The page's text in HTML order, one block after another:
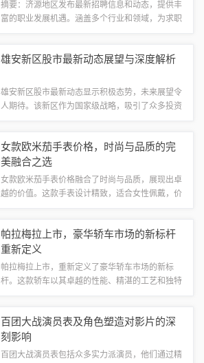
摘要：济源地区发布最新招聘信息和动态，提供丰
富的职业发展机遇。涵盖多个行业和领域，为求职
场概况济源市作为豫西北地区的经济中心，近...
雄安新区股市最新动态展望与深度解析
雄安新区股市最新动态显示积极态势，未来展望令
人期待。该新区作为国家级战略，吸引了众多投资
新区的发展潜力巨大，未来有望成为经济发展...
女款欧米茄手表价格，时尚与品质的完
美融合之选
女款欧米茄手表价格融合了时尚与品质，展现出卓
越的价值。这款手表设计精致，适合女性佩戴，价
欧米茄（Omega）作为世界知名的奢侈腕...
帕拉梅拉上市，豪华轿车市场的新标杆
重新定义
帕拉梅拉上市，重新定义了豪华轿车市场的新标
杆。这款轿车以其卓越的性能、精湛的工艺和独特
为消费者带来了全新的驾驶享受。其上市将引领...
百团大战演员表及角色塑造对影片的深
刻影响
百团大战演员表包括众多实力派演员，他们通过精